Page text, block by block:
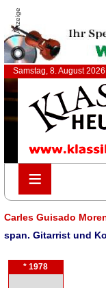
Anzeige
Samstag, 8. August 2026
≡
≡
Carles Guisado
span. Gitarrist und
* 1978